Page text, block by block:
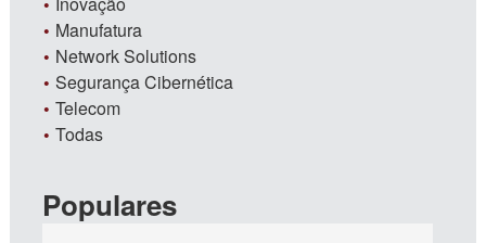
Manufatura
Network Solutions
Segurança Cibernética
Telecom
Todas
Populares